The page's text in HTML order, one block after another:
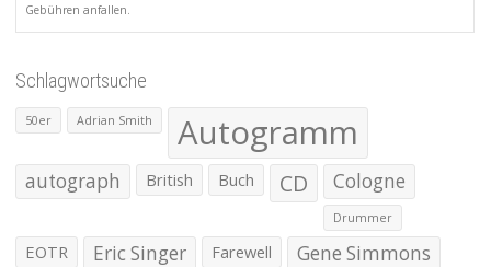
Gebühren anfallen.
Schlagwortsuche
50er Adrian Smith Autogramm
autograph British Buch CD Cologne
Drummer
EOTR Eric Singer Farewell Gene Simmons